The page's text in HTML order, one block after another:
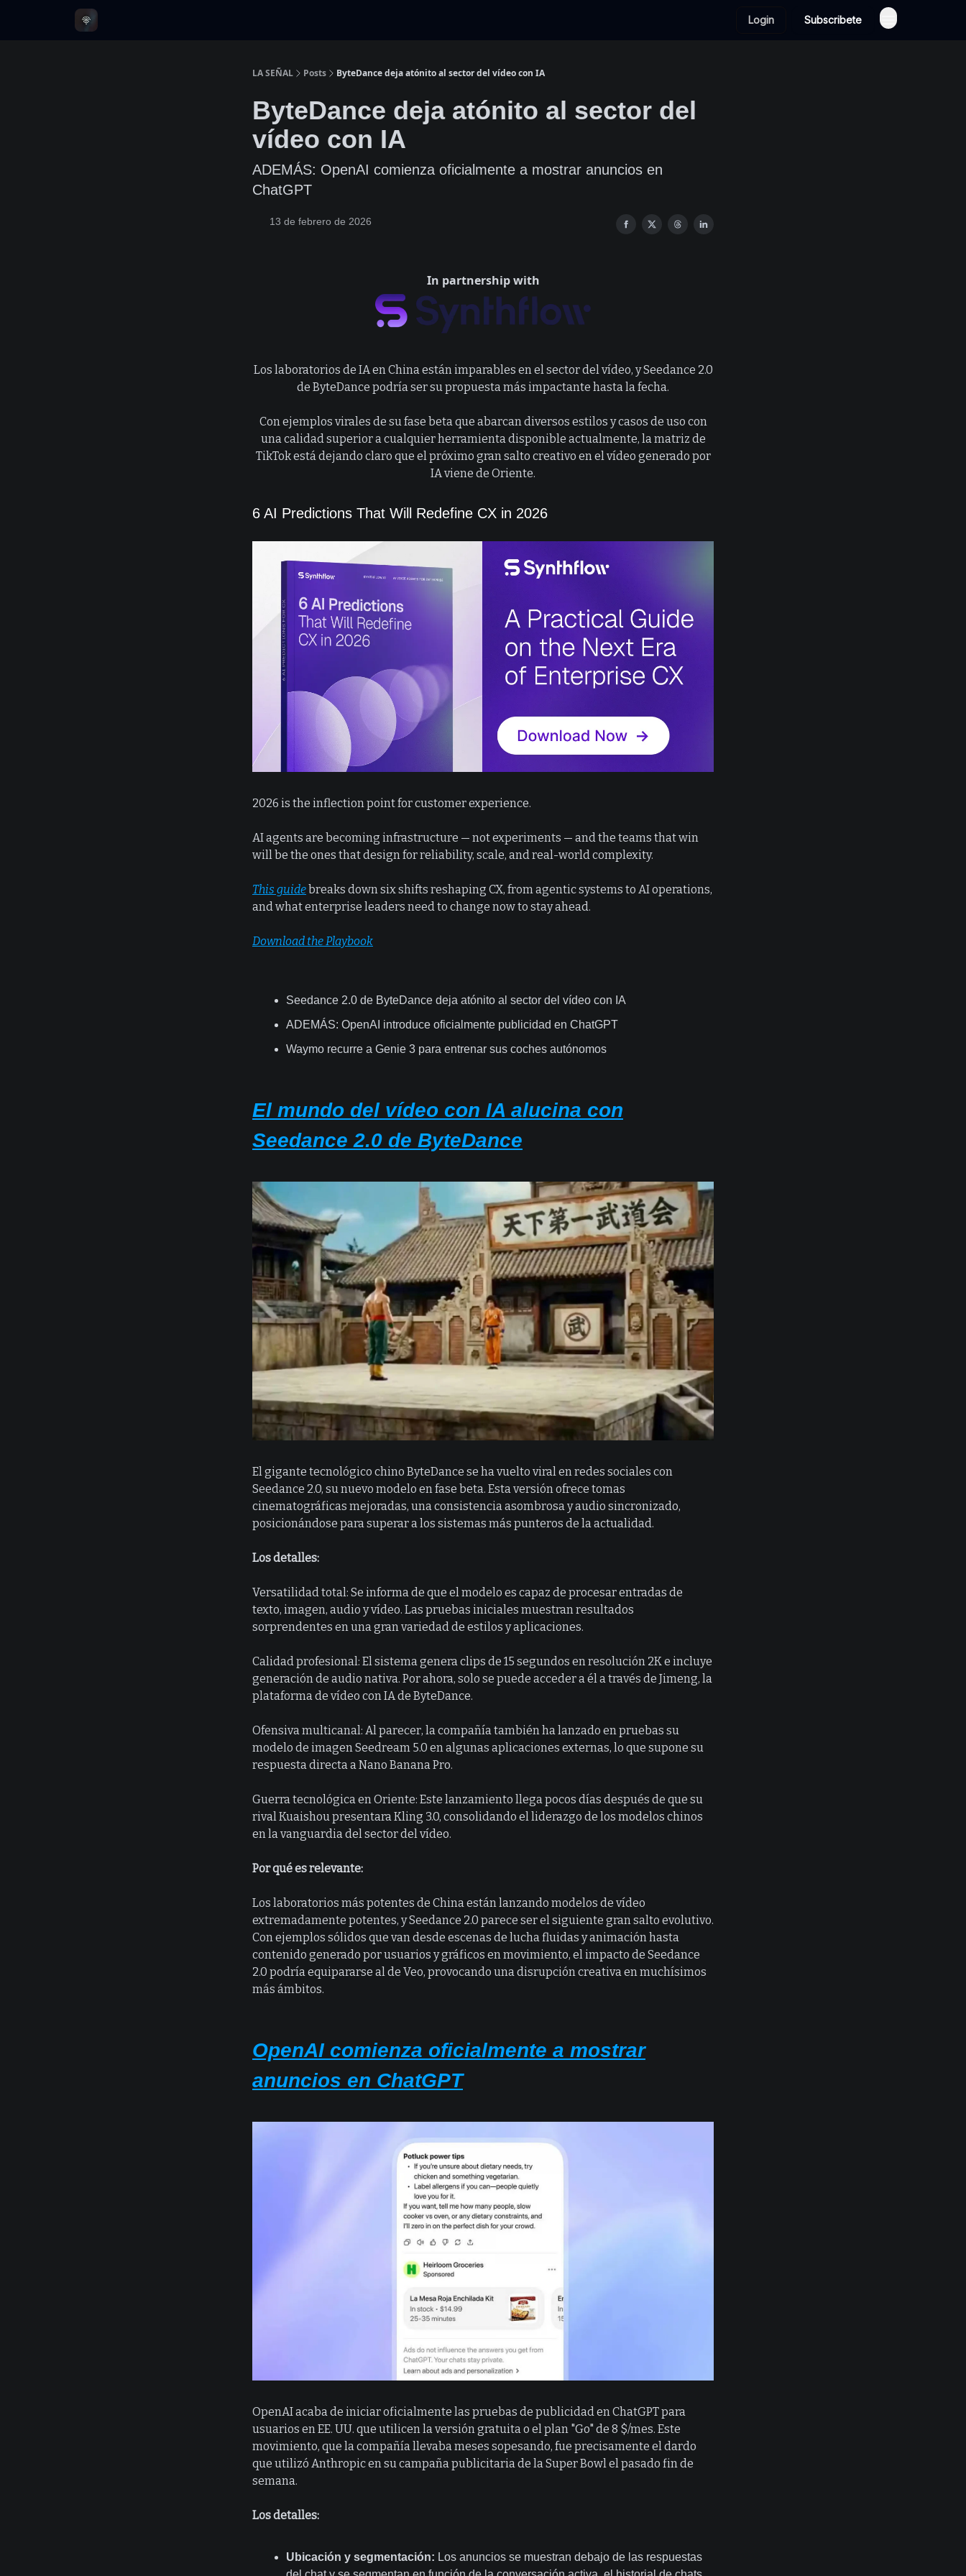
Login Subscribete
LA SEÑAL Posts ByteDance deja atónito al sector del vídeo con IA
ByteDance deja atónito al sector del
vídeo con IA
ADEMÁS: OpenAI comienza oficialmente a mostrar anuncios en
ChatGPT
13 de febrero de 2026
In partnership with
Los laboratorios de IA en China están imparables en el sector del vídeo, y Seedance 2.0
de ByteDance podría ser su propuesta más impactante hasta la fecha.
Con ejemplos virales de su fase beta que abarcan diversos estilos y casos de uso con
una calidad superior a cualquier herramienta disponible actualmente, la matriz de
TikTok está dejando claro que el próximo gran salto creativo en el vídeo generado por
IA viene de Oriente.
6 AI Predictions That Will Redefine CX in 2026
2026 is the inflection point for customer experience.
AI agents are becoming infrastructure — not experiments — and the teams that win
will be the ones that design for reliability, scale, and real-world complexity.
This guide breaks down six shifts reshaping CX, from agentic systems to AI operations,
and what enterprise leaders need to change now to stay ahead.
Download the Playbook
Seedance 2.0 de ByteDance deja atónito al sector del vídeo con IA
ADEMÁS: OpenAI introduce oficialmente publicidad en ChatGPT
Waymo recurre a Genie 3 para entrenar sus coches autónomos
El mundo del vídeo con IA alucina con
Seedance 2.0 de ByteDance
El gigante tecnológico chino ByteDance se ha vuelto viral en redes sociales con
Seedance 2.0, su nuevo modelo en fase beta. Esta versión ofrece tomas
cinematográficas mejoradas, una consistencia asombrosa y audio sincronizado,
posicionándose para superar a los sistemas más punteros de la actualidad.
Los detalles:
Versatilidad total: Se informa de que el modelo es capaz de procesar entradas de
texto, imagen, audio y vídeo. Las pruebas iniciales muestran resultados
sorprendentes en una gran variedad de estilos y aplicaciones.
Calidad profesional: El sistema genera clips de 15 segundos en resolución 2K e incluye
generación de audio nativa. Por ahora, solo se puede acceder a él a través de Jimeng, la
plataforma de vídeo con IA de ByteDance.
Ofensiva multicanal: Al parecer, la compañía también ha lanzado en pruebas su
modelo de imagen Seedream 5.0 en algunas aplicaciones externas, lo que supone su
respuesta directa a Nano Banana Pro.
Guerra tecnológica en Oriente: Este lanzamiento llega pocos días después de que su
rival Kuaishou presentara Kling 3.0, consolidando el liderazgo de los modelos chinos
en la vanguardia del sector del vídeo.
Por qué es relevante:
Los laboratorios más potentes de China están lanzando modelos de vídeo
extremadamente potentes, y Seedance 2.0 parece ser el siguiente gran salto evolutivo.
Con ejemplos sólidos que van desde escenas de lucha fluidas y animación hasta
contenido generado por usuarios y gráficos en movimiento, el impacto de Seedance
2.0 podría equipararse al de Veo, provocando una disrupción creativa en muchísimos
más ámbitos.
OpenAI comienza oficialmente a mostrar
anuncios en ChatGPT
OpenAI acaba de iniciar oficialmente las pruebas de publicidad en ChatGPT para
usuarios en EE. UU. que utilicen la versión gratuita o el plan "Go" de 8 $/mes. Este
movimiento, que la compañía llevaba meses sopesando, fue precisamente el dardo
que utilizó Anthropic en su campaña publicitaria de la Super Bowl el pasado fin de
semana.
Los detalles:
Ubicación y segmentación: Los anuncios se muestran debajo de las respuestas